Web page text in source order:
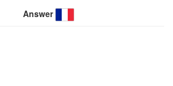
Answer